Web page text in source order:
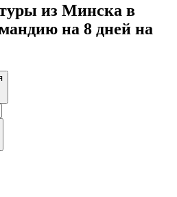
из Минска в
на 8 дней на